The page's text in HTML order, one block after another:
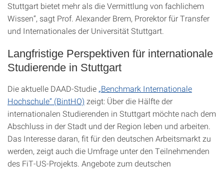
Stuttgart bietet mehr als die Vermittlung von fachlichem
Wissen“, sagt Prof. Alexander Brem, Prorektor für Transfer
und Internationales der Universität Stuttgart.
Langfristige Perspektiven für internationale
Studierende in Stuttgart
Die aktuelle DAAD-Studie „Benchmark Internationale
Hochschule“ (BintHO) zeigt: Über die Hälfte der
internationalen Studierenden in Stuttgart möchte nach dem
Abschluss in der Stadt und der Region leben und arbeiten.
Das Interesse daran, fit für den deutschen Arbeitsmarkt zu
werden, zeigt auch die Umfrage unter den Teilnehmenden
des FiT-US-Projekts. Angebote zum deutschen